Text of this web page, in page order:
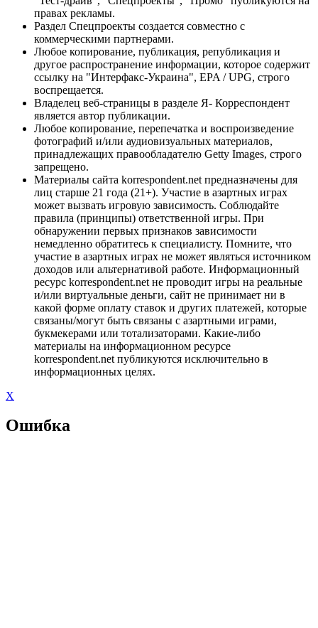
правах рекламы.
Раздел Спецпроекты создается совместно с
коммерческими партнерами.
Любое копирование, публикация, републикация и
другое распространение информации, которое содержит
ссылку на "Интерфакс-Украина", EPA / UPG, строго
воспрещается.
Владелец веб-страницы в разделе Я- Корреспондент
является автор публикации.
Любое копирование, перепечатка и воспроизведение
фотографий и/или аудиовизуальных материалов,
принадлежащих правообладателю Getty Images, строго
запрещено.
Материалы сайта korrespondent.net предназначены для
лиц старше 21 года (21+). Участие в азартных играх
может вызвать игровую зависимость. Соблюдайте
правила (принципы) ответственной игры. При
обнаружении первых признаков зависимости
немедленно обратитесь к специалисту. Помните, что
участие в азартных играх не может являться источником
доходов или альтернативой работе. Информационный
ресурс korrespondent.net не проводит игры на реальные
и/или виртуальные деньги, сайт не принимает ни в
какой форме оплату ставок и других платежей, которые
связаны/могут быть связаны с азартными играми,
букмекерами или тотализаторами. Какие-либо
материалы на информационном ресурсе
korrespondent.net публикуются исключительно в
информационных целях.
X
Ошибка